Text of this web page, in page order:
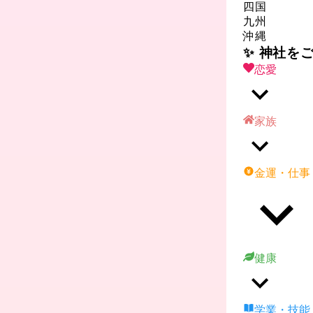
四国
九州
沖縄
✨ 神社を
恋愛
家族
金運・仕事
健康
学業・技能